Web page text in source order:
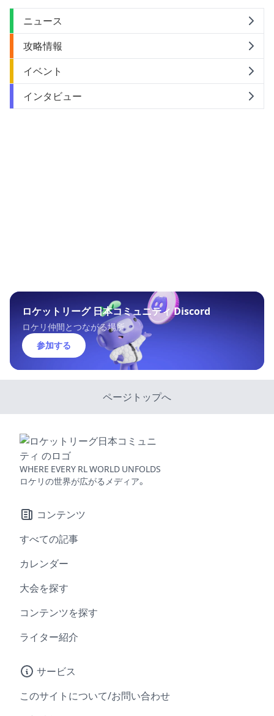
ニュース
攻略情報
イベント
インタビュー
ロケットリーグ 日本コミュニティ Discord
ロケリ仲間とつながる場所
参加する
ページトップへ
WHERE EVERY RL WORLD UNFOLDS
ロケリの世界が広がるメディア。
コンテンツ
すべての記事
カレンダー
大会を探す
コンテンツを探す
ライター紹介
サービス
このサイトについて/お問い合わせ